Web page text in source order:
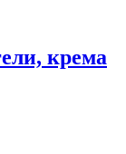
крема